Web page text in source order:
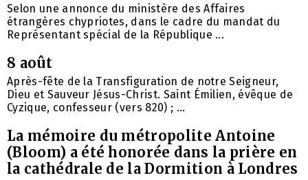
Selon une annonce du ministère des Affaires
étrangères chypriotes, dans le cadre du mandat du
Représentant spécial de la République ...
8 août
Après-fête de la Transfiguration de notre Seigneur,
Dieu et Sauveur Jésus-Christ. Saint Émilien, évêque de
Cyzique, confesseur (vers 820) ; ...
La mémoire du métropolite Antoine
(Bloom) a été honorée dans la prière en
la cathédrale de la Dormition à Londres